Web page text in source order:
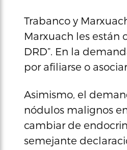
Trabanco y
Marxuach les están
DRD”. En la
por afiliarse o
Asimismo, el
nódulos malignos
cambiar de
semejante